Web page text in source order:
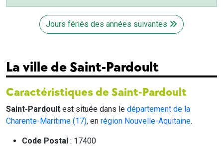
Jours fériés des années suivantes
La ville de Saint-Pardoult
Caractéristiques de Saint-Pardoult
Saint-Pardoult est située dans le département de la
Charente-Maritime (17), en région Nouvelle-Aquitaine.
Code Postal : 17400